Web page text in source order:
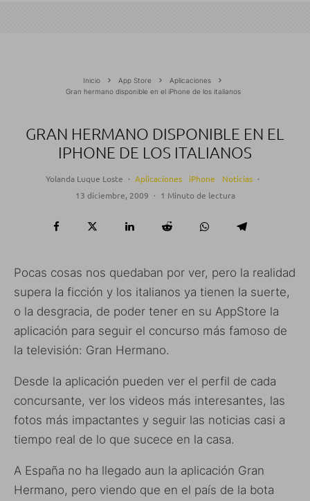
Inicio App Store
Aplicaciones
Gran hermano disponible en el iPhone de los italianos
GRAN HERMANO DISPONIBLE EN EL
IPHONE DE LOS ITALIANOS
Yolanda Luque Loste · Aplicaciones iPhone Noticias ·
13 diciembre, 2009 · 1 Minuto de lectura
Pocas cosas nos quedaban por ver, pero la realidad
supera la ficción y los italianos ya tienen la suerte,
o la desgracia, de poder tener en su AppStore la
aplicación para seguir el concurso más famoso de
la televisión: Gran Hermano.
Desde la aplicación pueden ver el perfil de cada
concursante, ver los videos más interesantes, las
fotos más impactantes y seguir las noticias casi a
tiempo real de lo que sucece en la casa.
A España no ha llegado aun la aplicación Gran
Hermano, pero viendo que en el país de la bota